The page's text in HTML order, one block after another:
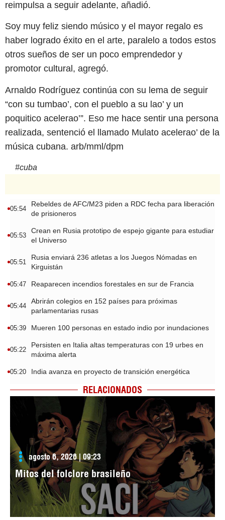
reimpulsa a seguir adelante, añadió.
Soy muy feliz siendo músico y el mayor regalo es
haber logrado éxito en el arte, paralelo a todos estos
otros sueños de ser un poco emprendedor y
promotor cultural, agregó.
Arnaldo Rodríguez continúa con su lema de seguir
“con su tumbao’, con el pueblo a su lao’ y un
poquitico acelerao’”. Eso me hace sentir una persona
realizada, sentenció el llamado Mulato acelerao’ de la
música cubana. arb/mml/dpm
#cuba
05:54
Rebeldes de AFC/M23 piden a RDC fecha para liberación
de prisioneros
05:53
Crean en Rusia prototipo de espejo gigante para estudiar
el Universo
05:51
Rusia enviará 236 atletas a los Juegos Nómadas en
Kirguistán
05:47 Reaparecen incendios forestales en sur de Francia
05:44
Abrirán colegios en 152 países para próximas
parlamentarias rusas
05:39 Mueren 100 personas en estado indio por inundaciones
05:22
Persisten en Italia altas temperaturas con 19 urbes en
máxima alerta
05:20 India avanza en proyecto de transición energética
RELACIONADOS
agosto 6, 2026 | 09:23
Mitos del folclore brasileño